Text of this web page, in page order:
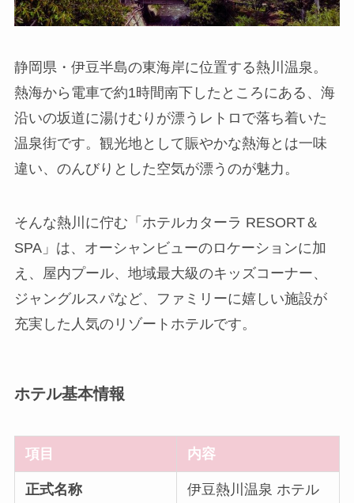
静岡県・伊豆半島の東海岸に位置する熱川温泉。
熱海から電車で約1時間南下したところにある、海
沿いの坂道に湯けむりが漂うレトロで落ち着いた
温泉街です。観光地として賑やかな熱海とは一味
違い、のんびりとした空気が漂うのが魅力。
そんな熱川に佇む「ホテルカターラ RESORT＆
SPA」は、オーシャンビューのロケーションに加
え、屋内プール、地域最大級のキッズコーナー、
ジャングルスパなど、ファミリーに嬉しい施設が
充実した人気のリゾートホテルです。
ホテル基本情報
項目 内容
正式名称
伊豆熱川温泉 ホテル